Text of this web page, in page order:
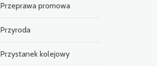
Przeprawa promowa
Przyroda
Przystanek kolejowy